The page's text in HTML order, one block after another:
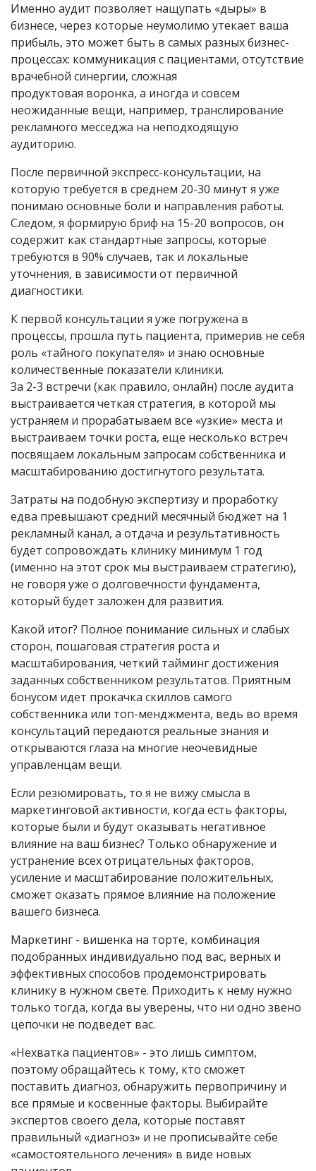
Именно аудит позволяет нащупать «дыры» в
бизнесе, через которые неумолимо утекает ваша
прибыль, это может быть в самых разныхбизнес-
процессах: коммуникация с пациентами, отсутствие
врачебной синергии, сложная
продуктовая воронка, а иногда и совсем
неожиданные вещи, например, транслирование
рекламного месседжа на неподходящую
аудиторию.
После первичной экспресс-консультации, на
которую требуется в среднем 20-30 минут я уже
понимаю основные боли и направления работы.
Следом, я формирую бриф на 15-20 вопросов, он
содержит как стандартные запросы, которые
требуются в 90% случаев, так и локальные
уточнения, в зависимости от первичной
диагностики.
К первой консультации я уже погружена в
процессы, прошла путь пациента, примерив не себя
роль «тайного покупателя» и знаю основные
количественные показатели клиники.
За 2-3 встречи (как правило, онлайн) после аудита
выстраивается четкая стратегия, в которой мы
устраняем и прорабатываем все «узкие» места и
выстраиваем точки роста, еще несколько встреч
посвящаем локальным запросам собственника и
масштабированию достигнутого результата.
Затраты на подобную экспертизу и проработку
едва превышают средний месячный бюджет на 1
рекламный канал, а отдача и результативность
будет сопровождать клинику минимум 1 год
(именно на этот срок мы выстраиваем стратегию),
не говоря уже о долговечности фундамента,
который будет заложен для развития.
Какой итог? Полное понимание сильных и слабых
сторон, пошаговая стратегия роста и
масштабирования, четкий таймингдостижения
заданных собственником результатов. Приятным
бонусом идет прокачка скиллов самого
собственника или топ-менджмента, ведь во время
консультаций передаются реальные знания и
открываются глаза на многие неочевидные
управленцам вещи.
Если резюмировать, то я не вижу смысла в
маркетинговой активности, когда есть факторы,
которые были и будут оказывать негативное
влияние на ваш бизнес? Только обнаружение и
устранение всех отрицательных факторов,
усиление и масштабирование положительных,
сможет оказать прямое влияние на положение
вашего бизнеса.
Маркетинг - вишенка на торте, комбинация
подобранных индивидуально под вас, верных и
эффективных способов продемонстрировать
клинику в нужном свете. Приходить к нему нужно
только тогда, когда вы уверены, что ни одно звено
цепочки не подведет вас.
«Нехватка пациентов» - это лишь симптом,
поэтому обращайтесь к тому, кто сможет
поставить диагноз, обнаружить первопричину и
все прямые и косвенные факторы. Выбирайте
экспертов своего дела, которые поставят
правильный «диагноз» и не прописывайте себе
«самостоятельного лечения» в виде новых